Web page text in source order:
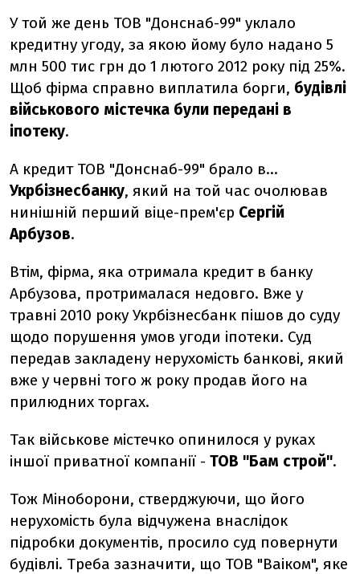
У той же день ТОВ "Донснаб-99" уклало
кредитну угоду, за якою йому було надано 5
млн 500 тис грн до 1 лютого 2012 року під 25%.
Щоб фірма справно виплатила борги, будівлі
військового містечка були передані в
іпотеку.
А кредит ТОВ "Донснаб-99" брало в...
Укрбізнесбанку, який на той час очолював
нинішній перший віце-прем'єр Сергій
Арбузов.
Втім, фірма, яка отримала кредит в банку
Арбузова, протрималася недовго. Вже у
травні 2010 року Укрбізнесбанк пішов до суду
щодо порушення умов угоди іпотеки. Суд
передав закладену нерухомість банкові, який
вже у червні того ж року продав його на
прилюдних торгах.
Так військове містечко опинилося у руках
іншої приватної компанії - ТОВ "Бам строй".
Тож Міноборони, стверджуючи, що його
нерухомість була відчужена внаслідок
підробки документів, просило суд повернути
будівлі. Треба зазначити, що ТОВ "Ваіком", яке